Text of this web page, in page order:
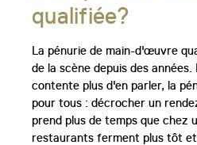
qualifiée?
La pénurie de main-d'œuvre
de la scène depuis des années.
contente plus d'en parler, la
pour tous : décrocher un
prend plus de temps que chez
restaurants ferment plus tôt et